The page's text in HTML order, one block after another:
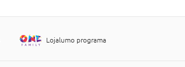
Lojalumo programa